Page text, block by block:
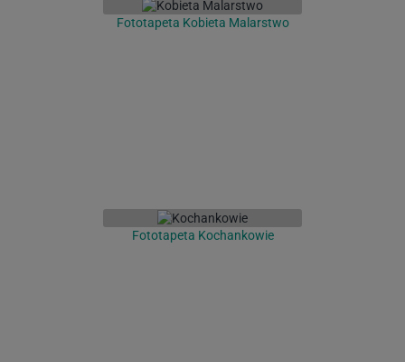
Fototapeta Kobieta Malarstwo
Fototapeta Kochankowie